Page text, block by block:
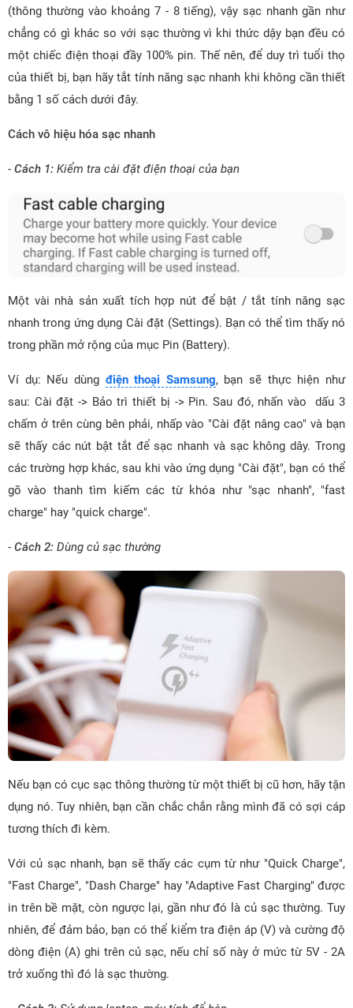
(thông thường vào khoảng 7 - 8 tiếng), vậy sạc nhanh gần như
chẳng có gì khác so với sạc thường vì khi thức dậy bạn đều có
một chiếc điện thoại đầy 100% pin. Thế nên, để duy trì tuổi thọ
của thiết bị, bạn hãy tắt tính năng sạc nhanh khi không cần thiết
bằng 1 số cách dưới đây.
Cách vô hiệu hóa sạc nhanh
- Cách 1: Kiểm tra cài đặt điện thoại của bạn
Một vài nhà sản xuất tích hợp nút để bật / tắt tính năng sạc
nhanh trong ứng dụng Cài đặt (Settings). Bạn có thể tìm thấy nó
trong phần mở rộng của mục Pin (Battery).
Ví dụ: Nếu dùng điện thoại Samsung, bạn sẽ thực hiện như
sau: Cài đặt -> Bảo trì thiết bị -> Pin. Sau đó, nhấn vào dấu 3
chấm ở trên cùng bên phải, nhấp vào "Cài đặt nâng cao" và bạn
sẽ thấy các nút bật tắt để sạc nhanh và sạc không dây. Trong
các trường hợp khác, sau khi vào ứng dụng "Cài đặt", bạn có thể
gõ vào thanh tìm kiếm các từ khóa như "sạc nhanh", "fast
charge" hay "quick charge".
- Cách 2: Dùng củ sạc thường
Nếu bạn có cục sạc thông thường từ một thiết bị cũ hơn, hãy tận
dụng nó. Tuy nhiên, bạn cần chắc chắn rằng mình đã có sợi cáp
tương thích đi kèm.
Với củ sạc nhanh, bạn sẽ thấy các cụm từ như "Quick Charge",
"Fast Charge", "Dash Charge" hay "Adaptive Fast Charging" được
in trên bề mặt, còn ngược lại, gần như đó là củ sạc thường. Tuy
nhiên, để đảm bảo, bạn có thể kiểm tra điện áp (V) và cường độ
dòng điện (A) ghi trên củ sạc, nếu chỉ số này ở mức từ 5V - 2A
trở xuống thì đó là sạc thường.